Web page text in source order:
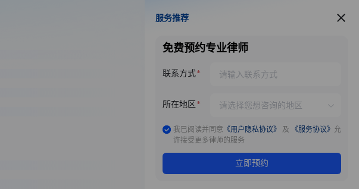
服务推荐
服务推荐
免费预约专业律师
联系方式
所在地区
我已阅读并同意 《用户隐私协议》 及 《服务协议》 允
许接受更多律师的服务
立即预约